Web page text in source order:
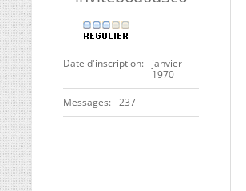
Date d'inscription
janvier
1970
Messages 237